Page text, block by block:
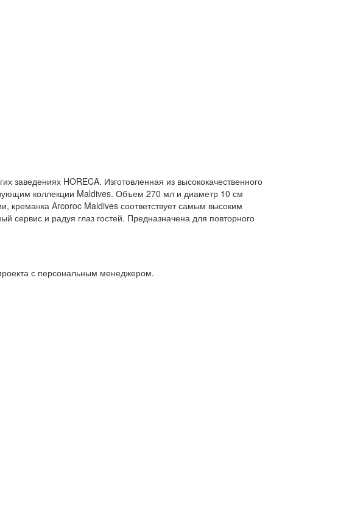
заведениях HORECA. Изготовленная из высококачественного
коллекции Maldives. Объем 270 мл и диаметр 10 см
креманка Arcoroc Maldives соответствует самым высоким
сервис и радуя глаз гостей. Предназначена для повторного
с персональным менеджером.